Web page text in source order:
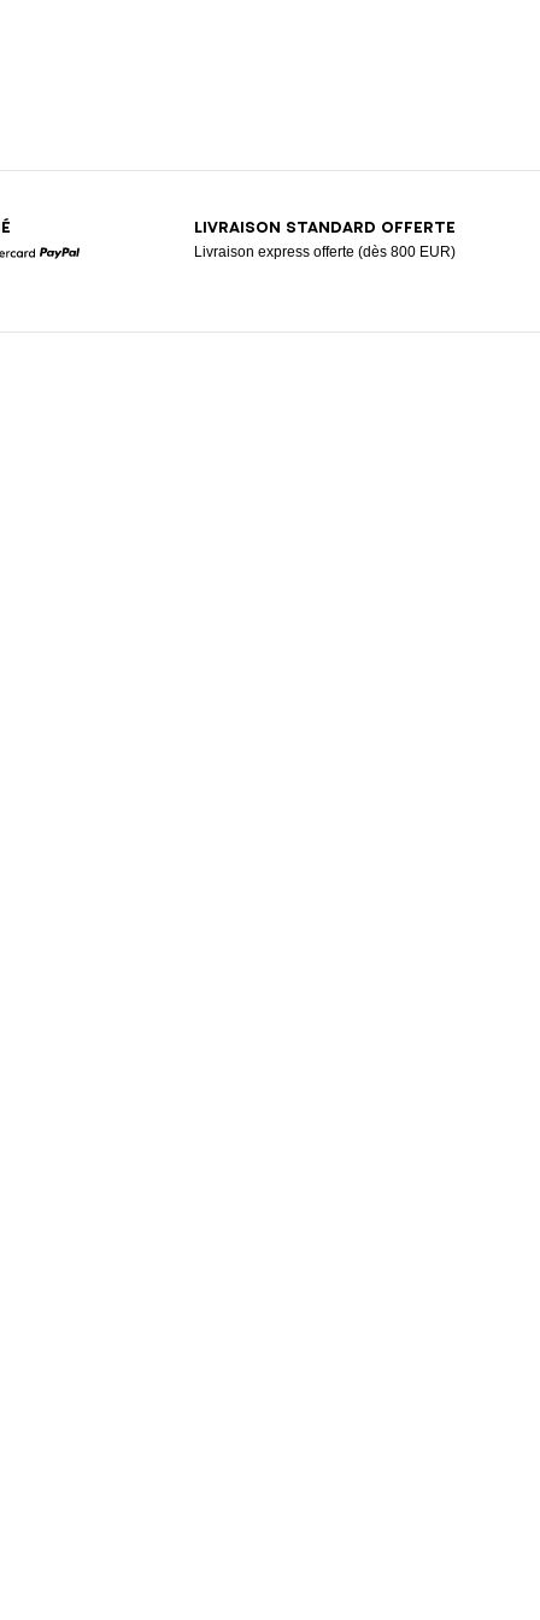
LIVRAISON STANDARD OFFERTE
Livraison express offerte (dès 800 EUR)